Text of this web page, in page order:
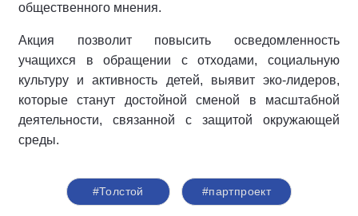
общественного мнения.
Акция позволит повысить осведомленность
учащихся в обращении с отходами, социальную
культуру и активность детей, выявит эко-лидеров,
которые станут достойной сменой в масштабной
деятельности, связанной с защитой окружающей
среды.
#Толстой #партпроект